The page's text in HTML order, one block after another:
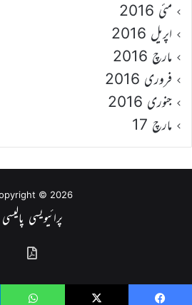
مئی 2016
اپریل 2016
مارچ 2016
فروری 2016
جنوری 2016
مارچ 17
© 2026
پرائیویسی پالیسی
گذشتہ
شمارے